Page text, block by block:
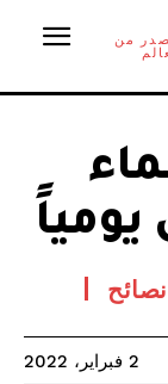
من
يومياً
2 فبراير، 2022